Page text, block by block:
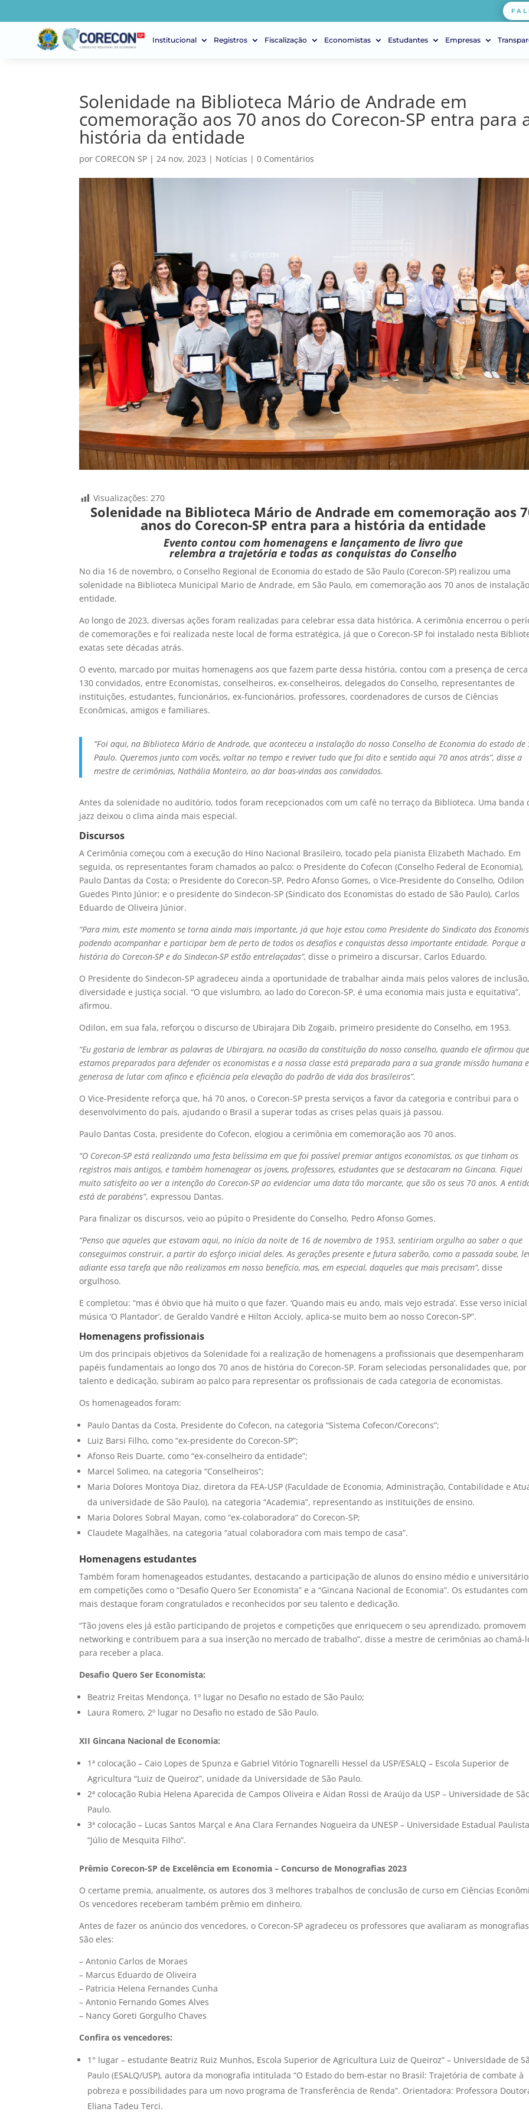
Institucional Registros Fiscalização Economistas Estudantes Empresas
Solenidade na Biblioteca Mário de Andrade em
comemoração aos 70 anos do Corecon-SP entra para
história da entidade
por CORECON SP |24 nov, 2023 | Notícias |0 Comentários
Visualizações: 270
Solenidade na Biblioteca Mário de Andrade em comemoração aos
anos do Corecon-SP entra para a história da entidade
Evento contou com homenagens e lançamento de livro que
relembra a trajetória e todas as conquistas do Conselho
No dia 16 de novembro, o Conselho Regional de Economia do estado de São Paulo (Corecon-SP) realizou uma
solenidade na Biblioteca Municipal Mario de Andrade, em São Paulo, em comemoração aos 70 anos de
entidade.
Ao longo de 2023, diversas ações foram realizadas para celebrar essa data histórica. A cerimônia encerrou o
de comemorações e foi realizada neste local de forma estratégica, já que o Corecon-SP foi instalado nesta
exatas sete décadas atrás.
O evento, marcado por muitas homenagens aos que fazem parte dessa história, contou com a presença de
130 convidados, entre Economistas, conselheiros, ex-conselheiros, delegados do Conselho, representantes de
instituições, estudantes, funcionários, ex-funcionários, professores, coordenadores de cursos de Ciências
Econômicas, amigos e familiares.
“Foi aqui, na Biblioteca Mário de Andrade, que aconteceu a instalação do nosso Conselho de Economia do estado de
Paulo. Queremos junto com vocês, voltar no tempo e reviver tudo que foi dito e sentido aqui 70 anos atrás”, disse a
mestre de cerimônias, Nathália Monteiro, ao dar boas-vindas aos convidados.
Antes da solenidade no auditório, todos foram recepcionados com um café no terraço da Biblioteca. Uma banda
jazz deixou o clima ainda mais especial.
Discursos
A Cerimônia começou com a execução do Hino Nacional Brasileiro, tocado pela pianista Elizabeth Machado. Em
seguida, os representantes foram chamados ao palco: o Presidente do Cofecon (Conselho Federal de Economia),
Paulo Dantas da Costa; o Presidente do Corecon-SP, Pedro Afonso Gomes, o Vice-Presidente do Conselho, Odilon
Guedes Pinto Júnior; e o presidente do Sindecon-SP (Sindicato dos Economistas do estado de São Paulo), Carlos
Eduardo de Oliveira Júnior.
“Para mim, este momento se torna ainda mais importante, já que hoje estou como Presidente do Sindicato dos
podendo acompanhar e participar bem de perto de todos os desafios e conquistas dessa importante entidade. Porque a
história do Corecon-SP e do Sindecon-SP estão entrelaçadas”, disse o primeiro a discursar, Carlos Eduardo.
O Presidente do Sindecon-SP agradeceu ainda a oportunidade de trabalhar ainda mais pelos valores de inclusão,
diversidade e justiça social. “O que vislumbro, ao lado do Corecon-SP, é uma economia mais justa e equitativa”,
afirmou.
Odilon, em sua fala, reforçou o discurso de Ubirajara Dib Zogaib, primeiro presidente do Conselho, em 1953.
“Eu gostaria de lembrar as palavras de Ubirajara, na ocasião da constituição do nosso conselho, quando ele afirmou
estamos preparados para defender os economistas e a nossa classe está preparada para a sua grande missão humana e
generosa de lutar com afinco e eficiência pela elevação do padrão de vida dos brasileiros”.
O Vice-Presidente reforça que, há 70 anos, o Corecon-SP presta serviços a favor da categoria e contribui para o
desenvolvimento do país, ajudando o Brasil a superar todas as crises pelas quais já passou.
Paulo Dantas Costa, presidente do Cofecon, elogiou a cerimônia em comemoração aos 70 anos.
“O Corecon-SP está realizando uma festa belíssima em que foi possível premiar antigos economistas, os que tinham os
registros mais antigos, e também homenagear os jovens, professores, estudantes que se destacaram na Gincana. Fiquei
muito satisfeito ao ver a intenção do Corecon-SP ao evidenciar uma data tão marcante, que são os seus 70 anos. A
está de parabéns”, expressou Dantas.
Para finalizar os discursos, veio ao púpito o Presidente do Conselho, Pedro Afonso Gomes.
“Penso que aqueles que estavam aqui, no início da noite de 16 de novembro de 1953, sentiriam orgulho ao saber o que
conseguimos construir, a partir do esforço inicial deles. As gerações presente e futura saberão, como a passada soube,
adiante essa tarefa que não realizamos em nosso benefício, mas, em especial, daqueles que mais precisam”, disse
orgulhoso.
E completou: “mas é óbvio que há muito o que fazer. ‘Quando mais eu ando, mais vejo estrada’. Esse verso inicial
música ‘O Plantador’, de Geraldo Vandré e Hilton Accioly, aplica-se muito bem ao nosso Corecon-SP”.
Homenagens profissionais
Um dos principais objetivos da Solenidade foi a realização de homenagens a profissionais que desempenharam
papéis fundamentais ao longo dos 70 anos de história do Corecon-SP. Foram seleciodas personalidades que, por
talento e dedicação, subiram ao palco para representar os profissionais de cada categoria de economistas.
Os homenageados foram:
Paulo Dantas da Costa, Presidente do Cofecon, na categoria “Sistema Cofecon/Corecons”;
Luiz Barsi Filho, como “ex-presidente do Corecon-SP”;
Afonso Reis Duarte, como “ex-conselheiro da entidade”;
Marcel Solimeo, na categoria “Conselheiros”;
Maria Dolores Montoya Diaz, diretora da FEA-USP (Faculdade de Economia, Administração, Contabilidade e
da universidade de São Paulo), na categoria “Academia”, representando as instituições de ensino.
Maria Dolores Sobral Mayan, como “ex-colaboradora” do Corecon-SP;
Claudete Magalhães, na categoria “atual colaboradora com mais tempo de casa”.
Homenagens estudantes
Também foram homenageados estudantes, destacando a participação de alunos do ensino médio e
em competições como o “Desafio Quero Ser Economista” e a “Gincana Nacional de Economia”. Os estudantes com
mais destaque foram congratulados e reconhecidos por seu talento e dedicação.
“Tão jovens eles já estão participando de projetos e competições que enriquecem o seu aprendizado, promovem
networking e contribuem para a sua inserção no mercado de trabalho”, disse a mestre de cerimônias ao chamá-
para receber a placa.
Desafio Quero Ser Economista:
Beatriz Freitas Mendonça, 1º lugar no Desafio no estado de São Paulo;
Laura Romero, 2º lugar no Desafio no estado de São Paulo.
XII Gincana Nacional de Economia:
1ª colocação – Caio Lopes de Spunza e Gabriel Vitório Tognarelli Hessel da USP/ESALQ – Escola Superior de
Agricultura “Luiz de Queiroz”, unidade da Universidade de São Paulo.
2ª colocação Rubia Helena Aparecida de Campos Oliveira e Aidan Rossi de Araújo da USP – Universidade de
Paulo.
3ª colocação – Lucas Santos Marçal e Ana Clara Fernandes Nogueira da UNESP – Universidade Estadual Paulista
“Júlio de Mesquita Filho”.
Prêmio Corecon-SP de Excelência em Economia – Concurso de Monografias 2023
O certame premia, anualmente, os autores dos 3 melhores trabalhos de conclusão de curso em Ciências
Os vencedores receberam também prêmio em dinheiro.
Antes de fazer os anúncio dos vencedores, o Corecon-SP agradeceu os professores que avaliaram as
São eles:
– Antonio Carlos de Moraes
– Marcus Eduardo de Oliveira
– Patricia Helena Fernandes Cunha
– Antonio Fernando Gomes Alves
– Nancy Goreti Gorgulho Chaves
Confira os vencedores:
1° lugar – estudante Beatriz Ruiz Munhos, Escola Superior de Agricultura Luiz de Queiroz” – Universidade de
Paulo (ESALQ/USP), autora da monografia intitulada “O Estado do bem-estar no Brasil: Trajetória de combate à
pobreza e possibilidades para um novo programa de Transferência de Renda”. Orientadora: Professora
Eliana Tadeu Terci.